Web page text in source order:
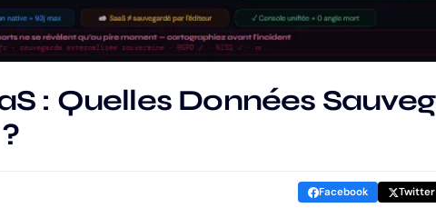
: Quelles Données
Facebook Twitter